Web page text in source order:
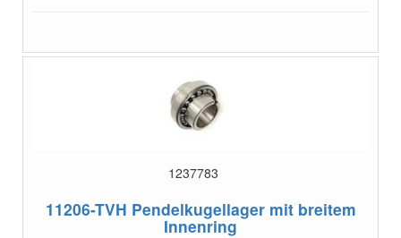
1237783
11206-TVH Pendelkugellager mit breitem
Innenring